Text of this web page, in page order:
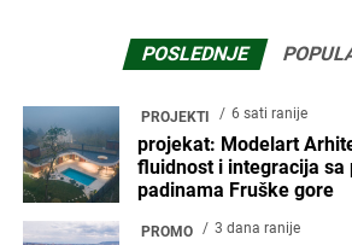
POSLEDNJE
PROJEKTI 6 sati ranije
projekat: Modelart
fluidnost i integracija sa
padinama Fruške gore
PROMO 3 dana ranije